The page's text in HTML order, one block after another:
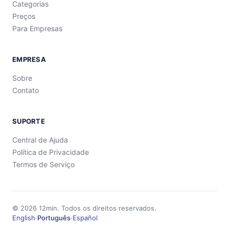
Categorias
Preços
Para Empresas
EMPRESA
Sobre
Contato
SUPORTE
Central de Ajuda
Política de Privacidade
Termos de Serviço
© 2026 12min. Todos os direitos reservados.
English·Português·Español